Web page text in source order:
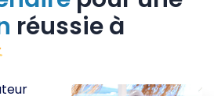
réussie à